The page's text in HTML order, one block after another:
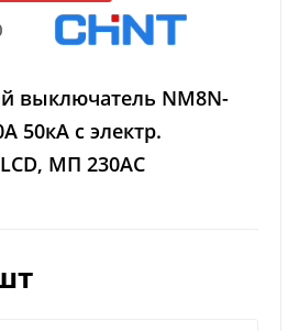
выключатель NM8N-
50кА с электр.
МП 230AC